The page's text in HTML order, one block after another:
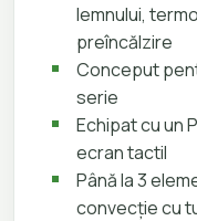
lemnului,
preîncălzire
Conceput
serie
Echipat cu un
ecran tactil
Până la 3
convecție cu